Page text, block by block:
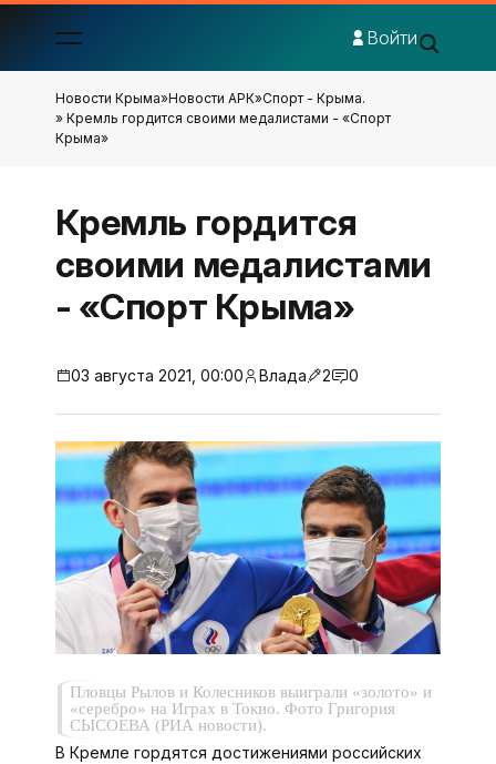
Войти
Новости Крыма»Новости АРК»Спорт - Крыма.
» Кремль гордится своими медалистами - «Спорт
Крыма»
Кремль гордится
своими медалистами
- «Спорт Крыма»
03 августа 2021, 00:00 Влада 2 0
Пловцы Рылов и Колесников выиграли «золото» и
«серебро» на Играх в Токио. Фото Григория
СЫСОЕВА (РИА новости).
В Кремле гордятся достижениями российских